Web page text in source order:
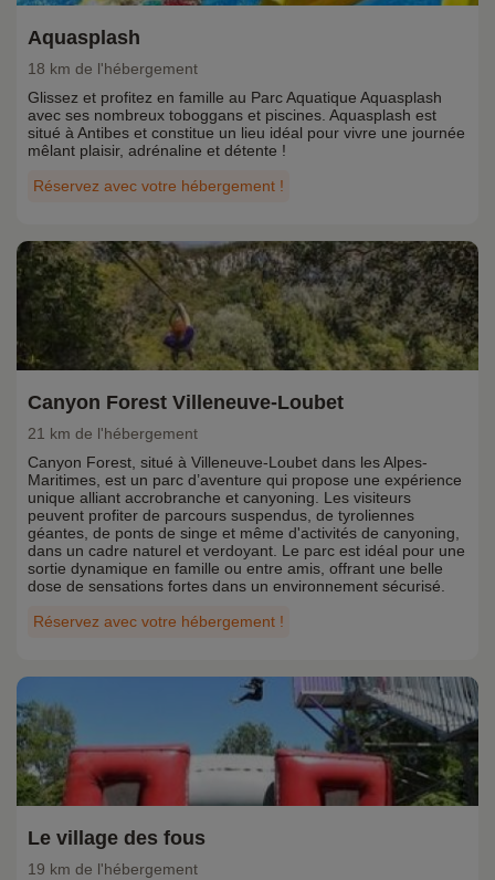
Aquasplash
Réservez avec votre hébergement !
18 km de l'hébergement
Glissez et profitez en famille au Parc Aquatique Aquasplash
avec ses nombreux toboggans et piscines. Aquasplash est
situé à Antibes et constitue un lieu idéal pour vivre une journée
mêlant plaisir, adrénaline et détente !
Canyon Forest Villeneuve-Loubet
Réservez avec votre hébergement !
21 km de l'hébergement
Canyon Forest, situé à Villeneuve-Loubet dans les Alpes-
Maritimes, est un parc d’aventure qui propose une expérience
unique alliant accrobranche et canyoning. Les visiteurs
peuvent profiter de parcours suspendus, de tyroliennes
géantes, de ponts de singe et même d'activités de canyoning,
dans un cadre naturel et verdoyant. Le parc est idéal pour une
sortie dynamique en famille ou entre amis, offrant une belle
dose de sensations fortes dans un environnement sécurisé.
Le village des fous
19 km de l'hébergement